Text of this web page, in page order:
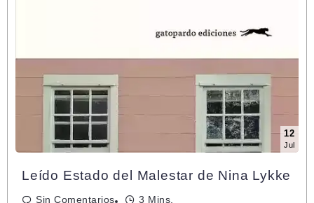
12
Jul
Leído Estado del Malestar de Nina Lykke
Sin Comentarios 3 Mins.